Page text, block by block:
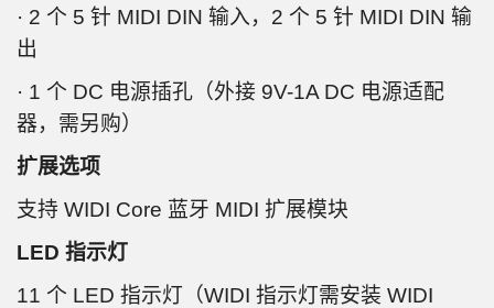
· 2 个 5 针 MIDI DIN 输入，2 个 5 针 MIDI DIN 输
出
· 1 个 DC 电源插孔（外接 9V-1A DC 电源适配
器，需另购）
扩展选项
支持 WIDI Core 蓝牙 MIDI 扩展模块
LED 指示灯
11 个 LED 指示灯（WIDI 指示灯需安装 WIDI